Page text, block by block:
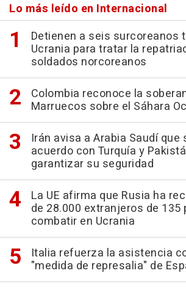
Lo más leído en Internacional
Detienen a seis surcoreanos
Ucrania para tratar la
soldados norcoreanos
Colombia reconoce la
Marruecos sobre el Sáhara
Irán avisa a Arabia Saudí que
acuerdo con Turquía y
garantizar su seguridad
La UE afirma que Rusia ha
de 28.000 extranjeros de 135
combatir en Ucrania
Italia refuerza la asistencia
"medida de represalia" de